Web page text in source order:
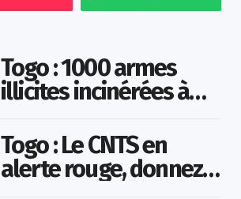
Togo : 1000 armes
illicites incinérées à
Togo : Le CNTS en
alerte rouge, donnez